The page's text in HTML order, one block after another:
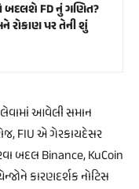
બદલશે FD નું ગણિત?
રોકાણ પર તેની શું
આવેલી સમાન
FIU એ ગેરકાયદેસર
બદલ Binance, KuCoin
કારણદર્શક નોટિસ